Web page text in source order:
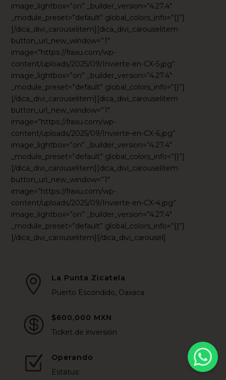
image_lightbox=”on” _builder_version=”4.27.4″
_module_preset=”default” global_colors_info=”{}”]
[/dica_divi_carouselitem][dica_divi_carouselitem
button_url_new_window=”1″
image=”https://fraxu.com/wp-
content/uploads/2025/09/Invierte-en-CX-5.jpg”
image_lightbox=”on” _builder_version=”4.27.4″
_module_preset=”default” global_colors_info=”{}”]
[/dica_divi_carouselitem][dica_divi_carouselitem
button_url_new_window=”1″
image=”https://fraxu.com/wp-
content/uploads/2025/09/Invierte-en-CX-6.jpg”
image_lightbox=”on” _builder_version=”4.27.4″
_module_preset=”default” global_colors_info=”{}”]
[/dica_divi_carouselitem][dica_divi_carouselitem
button_url_new_window=”1″
image=”https://fraxu.com/wp-
content/uploads/2025/09/Invierte-en-CX-4.jpg”
image_lightbox=”on” _builder_version=”4.27.4″
_module_preset=”default” global_colors_info=”{}”]
[/dica_divi_carouselitem][/dica_divi_carousel]

La Punta Zicatela
Puerto Escondido, Oaxaca

$600,000 MXN
Ticket de inversión
Z
Operando
Estatus: